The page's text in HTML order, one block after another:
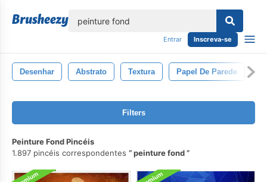
Entrar Inscreva-se
Desenhar Abstrato Textura Papel De Parede
Filters
Peinture Fond Pincéis
1.897 pincéis correspondentes
peinture fond